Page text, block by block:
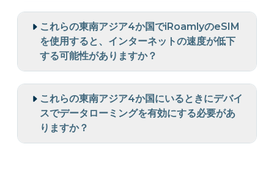
これらの東南アジア4か国でiRoamlyのeSIM
を使用すると、インターネットの速度が低下
する可能性がありますか？
これらの東南アジア4か国にいるときにデバイ
スでデータローミングを有効にする必要があ
りますか？